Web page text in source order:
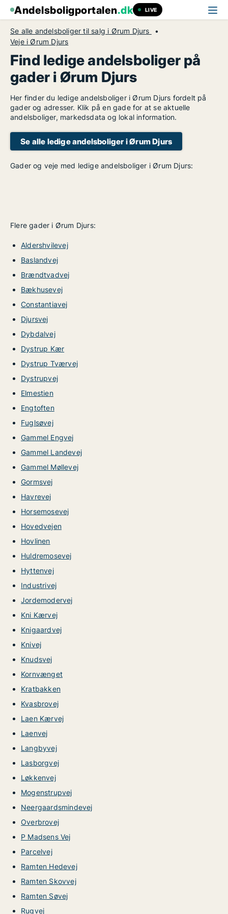
Andelsboligportalen.dk LIVE
Se alle andelsboliger til salg i Ørum Djurs
Veje i Ørum Djurs
Find ledige andelsboliger på
gader i Ørum Djurs
Her finder du ledige andelsboliger i Ørum Djurs fordelt på
gader og adresser. Klik på en gade for at se aktuelle
andelsboliger, markedsdata og lokal information.
Se alle ledige andelsboliger i Ørum Djurs
Gader og veje med ledige andelsboliger i Ørum Djurs:
Flere gader i Ørum Djurs:
Aldershvilevej
Baslandvej
Brændtvadvej
Bækhusevej
Constantiavej
Djursvej
Dybdalvej
Dystrup Kær
Dystrup Tværvej
Dystrupvej
Elmestien
Engtoften
Fuglsøvej
Gammel Engvej
Gammel Landevej
Gammel Møllevej
Gormsvej
Havrevej
Horsemosevej
Hovedvejen
Hovlinen
Huldremosevej
Hyttenvej
Industrivej
Jordemodervej
Kni Kærvej
Knigaardvej
Knivej
Knudsvej
Kornvænget
Kratbakken
Kvasbrovej
Laen Kærvej
Laenvej
Langbyvej
Lasborgvej
Løkkenvej
Mogenstrupvej
Neergaardsmindevej
Overbrovej
P Madsens Vej
Parcelvej
Ramten Hedevej
Ramten Skovvej
Ramten Søvej
Rugvej